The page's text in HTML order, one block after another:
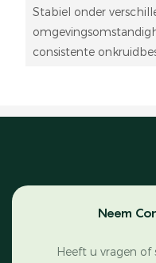
Stabiel onder
consistente
Neem
Heeft u vragen of